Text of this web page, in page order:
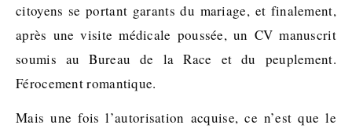
citoyens se portant garants du mariage, et finalement,
après une visite médicale poussée, un CV manuscrit
soumis au Bureau de la Race et du peuplement.
Férocement romantique.
Mais une fois l’autorisation acquise, ce n’est que le